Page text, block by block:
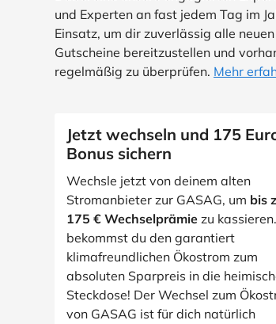
und Experten an fast jedem Tag im
Einsatz, um dir zuverlässig alle neuen
Gutscheine bereitzustellen und
regelmäßig zu überprüfen. Mehr
Jetzt wechseln und 175
Bonus sichern
Wechsle jetzt von deinem alten
Stromanbieter zur GASAG, um bis
175 € Wechselprämie zu
bekommst du den garantiert
klimafreundlichen Ökostrom zum
absoluten Sparpreis in die
Steckdose! Der Wechsel zum
von GASAG ist für dich natürlich